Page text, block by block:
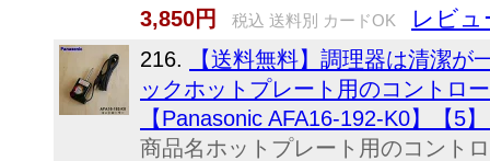
3,850円
税込 送料別 カードOK レビュ
216.
【送料無料】調理器は清潔
ックホットプレート用のコントロ
【Panasonic AFA16-192-K0】【5
商品名ホットプレート用のコント